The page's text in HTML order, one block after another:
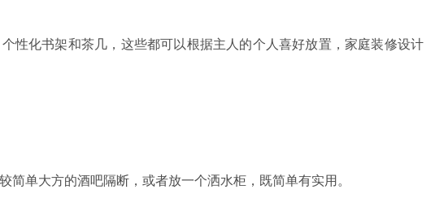
性化书架和茶几，这些都可以根据主人的个人喜好放置，家庭装修设计
单大方的酒吧隔断，或者放一个洒水柜，既简单有实用。